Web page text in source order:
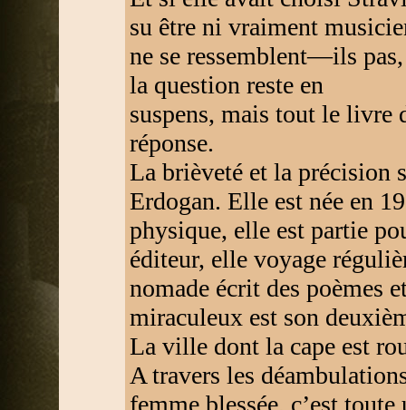
su être ni vraiment
ne se ressemblent—ils
la question reste en
suspens, mais tout le livre
réponse.
La brièveté et la précision
Erdogan. Elle est née en
physique, elle est partie
éditeur, elle voyage
nomade écrit des poèmes
miraculeux est son
La ville dont la cape est
A travers les
femme blessée, c’est